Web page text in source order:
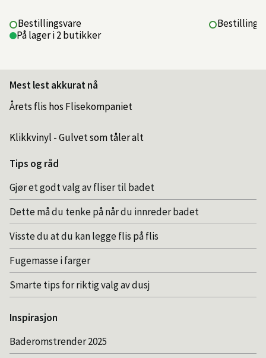
Bestillingsvare
På lager i 2 butikker
Mest lest akkurat nå
Årets flis hos Flisekompaniet
Klikkvinyl - Gulvet som tåler alt
Tips og råd
Gjør et godt valg av fliser til badet
Dette må du tenke på når du innreder badet
Visste du at du kan legge flis på flis
Fugemasse i farger
Smarte tips for riktig valg av dusj
Inspirasjon
Baderomstrender 2025